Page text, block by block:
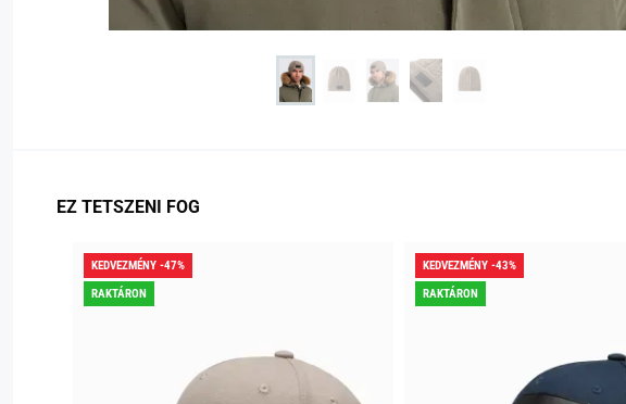
EZ TETSZENI FOG
KEDVEZMÉNY -47%
RAKTÁRON
KEDVEZMÉNY -43%
RAKTÁRON